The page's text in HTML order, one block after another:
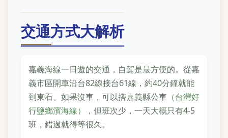
交通方式大解析
嘉義海線一日遊的交通，自駕是最方便的。從嘉
義市區開車沿台82線接台61線，約40分鐘就能
到東石。如果沒車，可以搭嘉義縣公車 （台灣好
行鹽鄉濱海線）
，但班次少，一天大概只有4-5
班，錯過就得等很久。